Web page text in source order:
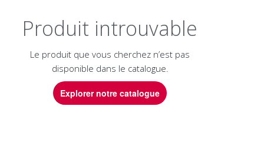
Produit introuvable
Le produit que vous cherchez n’est pas
disponible dans le catalogue.
Explorer notre catalogue